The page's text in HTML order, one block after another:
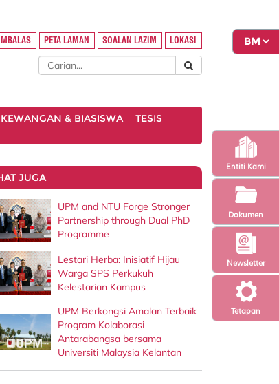
Tetapan
Newsletter
Entiti Kami
Dokumen
PETA LAMAN SOALAN LAZIM LOKASI
& BIASISWA
TESIS
JUGA
UPM and NTU Forge Stronger
Partnership through Dual PhD
Programme
Lestari Herba: Inisiatif Hijau
Warga SPS Perkukuh
Kelestarian Kampus
UPM Berkongsi Amalan Terbaik
Program Kolaborasi
Antarabangsa bersama
Universiti Malaysia Kelantan